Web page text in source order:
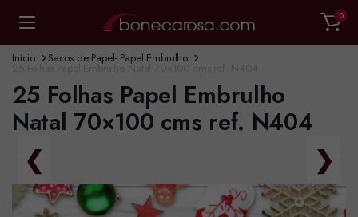
0
Início Sacos de Papel- Papel Embrulho
25 Folhas Papel Embrulho Natal 70×100 cms ref. N404
25 Folhas Papel Embrulho
Natal 70×100 cms ref. N404
❮ ❯